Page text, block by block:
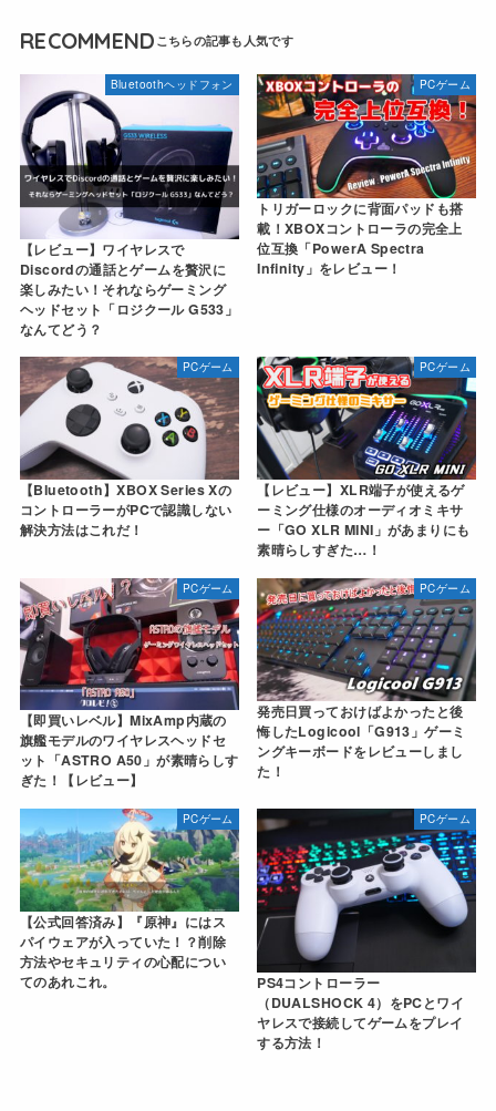
RECOMMEND
Bluetoothヘッドフォン
【レビュー】ワイヤレスで
Discordの通話とゲームを贅沢に
楽しみたい！それならゲーミング
ヘッドセット「ロジクール G533」
なんてどう？
PCゲーム
トリガーロックに背面パッドも搭
載！XBOXコントローラの完全上
位互換「PowerA Spectra
Infinity」をレビュー！
PCゲーム
【Bluetooth】XBOX Series Xの
コントローラーがPCで認識しない
解決方法はこれだ！
PCゲーム
【レビュー】XLR端子が使えるゲ
ーミング仕様のオーディオミキサ
ー「GO XLR MINI」があまりにも
素晴らしすぎた…！
PCゲーム
【即買いレベル】MixAmp内蔵の
旗艦モデルのワイヤレスヘッドセ
ット「ASTRO A50」が素晴らしす
ぎた！【レビュー】
PCゲーム
発売日買っておけばよかったと後
悔したLogicool「G913」ゲーミ
ングキーボードをレビューしまし
た！
PCゲーム
【公式回答済み】『原神』にはス
パイウェアが入っていた！？削除
方法やセキュリティの心配につい
てのあれこれ。
PCゲーム
PS4コントローラー
（DUALSHOCK 4）をPCとワイ
ヤレスで接続してゲームをプレイ
する方法！